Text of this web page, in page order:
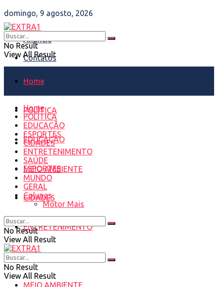
domingo, 9 agosto, 2026
Anuncie
Contatos
No Result
View All Result
Home
POLÍTICA
EDUCAÇÃO
ESPORTES
CIDADES
ENTRETENIMENTO
SAÚDE
MEIO AMBIENTE
Home
POLÍTICA
EDUCAÇÃO
ESPORTES
CIDADES
ENTRETENIMENTO
SAÚDE
MEIO AMBIENTE
MUNDO
GERAL
Colunas
Motor Mais
No Result
View All Result
No Result
View All Result